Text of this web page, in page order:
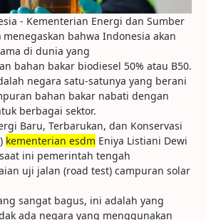
- Kementerian Energi dan Sumber
menegaskan bahwa Indonesia akan
di dunia yang
bahan bakar biodiesel 50% atau B50.
negara satu-satunya yang berani
bahan bakar nabati dengan
berbagai sektor.
Baru, Terbarukan, dan Konservasi
kementerian esdm Eniya Listiani Dewi
ini pemerintah tengah
uji jalan (road test) campuran solar
sangat bagus, ini adalah yang
ada negara yang menggunakan